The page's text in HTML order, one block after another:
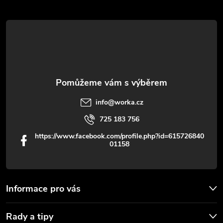
s
u
t
Informace pro vás
Rady a tipy
info@worka.cz
725 183 756
https://www.facebook.com/profile.php?id=615726840
01158